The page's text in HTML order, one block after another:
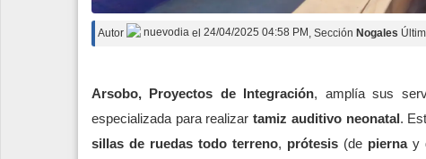
Autor nuevodia el 24/04/2025 04:58 PM , Sección Nogales
Arsobo, Proyectos de Integración, amplía sus
especializada para realizartamiz auditivo neonatal.
sillas de ruedas todo terreno, prótesis (de piernay